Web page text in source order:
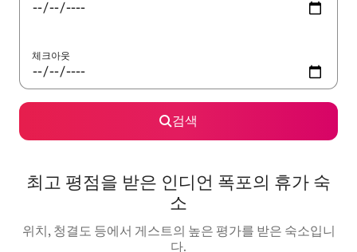
체크아웃
검색
최고 평점을 받은 인디언 폭포의 휴가 숙
소
위치, 청결도 등에서 게스트의 높은 평가를 받은 숙소입니
다.